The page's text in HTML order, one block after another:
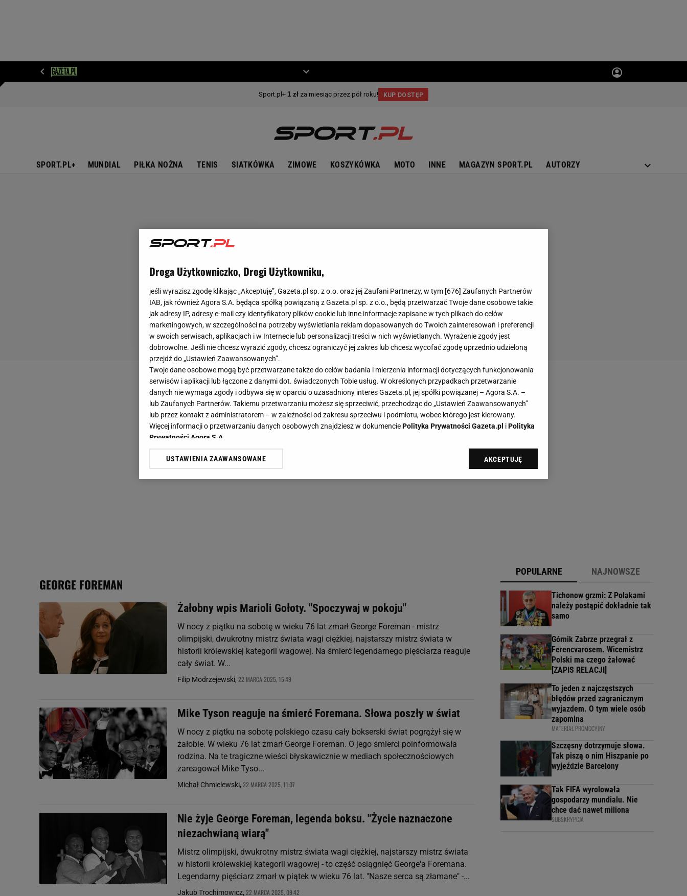
SPORT.PL+ MUNDIAL PIŁKA NOŻNA TENIS SIATKÓWKA ZIMOWE KOSZYKÓWKA MOTO INNE MAGAZYN SPORT.PL AUTORZY
GEORGE FOREMAN
Żałobny wpis Marioli Gołoty. "Spoczywaj w pokoju"
W nocy z piątku na sobotę w wieku 76 lat zmarł George Foreman - mistrz
olimpijski, dwukrotny mistrz świata wagi ciężkiej, najstarszy mistrz świata w
historii królewskiej kategorii wagowej. Na śmierć legendarnego pięściarza reaguje
cały świat. W...
Filip Modrzejewski, 22 MARCA 2025, 15:49
Mike Tyson reaguje na śmierć Foremana. Słowa poszły w świat
W nocy z piątku na sobotę polskiego czasu cały bokserski świat pogrążył się w
żałobie. W wieku 76 lat zmarł George Foreman. O jego śmierci poinformowała
rodzina. Na te tragiczne wieści błyskawicznie w mediach społecznościowych
zareagował Mike Tyso...
Michał Chmielewski, 22 MARCA 2025, 11:07
Nie żyje George Foreman, legenda boksu. "Życie naznaczone
niezachwianą wiarą"
Mistrz olimpijski, dwukrotny mistrz świata wagi ciężkiej, najstarszy mistrz świata
w historii królewskiej kategorii wagowej - to część osiągnięć George'a Foremana.
Legendarny pięściarz zmarł w piątek w wieku 76 lat. "Nasze serca są złamane" -...
Jakub Trochimowicz, 22 MARCA 2025, 09:42
POPULARNE NAJNOWSZE
Tichonow grzmi: Z Polakami
należy postąpić dokładnie tak
samo
Górnik Zabrze przegrał z
Ferencvarosem. Wicemistrz
Polski ma czego żałować
[ZAPIS RELACJI]
To jeden z najczęstszych
błędów przed zagranicznym
wyjazdem. O tym wiele osób
zapomina
MATERIAŁ PROMOCYJNY
Szczęsny dotrzymuje słowa.
Tak piszą o nim Hiszpanie po
wyjeździe Barcelony
Tak FIFA wyrolowała
gospodarzy mundialu. Nie
chce dać nawet miliona
SUBSKRYPCJA
Droga Użytkowniczko, Drogi Użytkowniku,
jeśli wyrazisz zgodę klikając „Akceptuję”, Gazeta.pl sp. z o.o. oraz jej Zaufani Partnerzy, w tym [676] Zaufanych Partnerów
IAB, jak również Agora S.A. będąca spółką powiązaną z Gazeta.pl sp. z o.o., będą przetwarzać Twoje dane osobowe takie
jak adresy IP, adresy e-mail czy identyfikatory plików cookie lub inne informacje zapisane w tych plikach do celów
marketingowych, w szczególności na potrzeby wyświetlania reklam dopasowanych do Twoich zainteresowań i preferencji
w swoich serwisach, aplikacjach i w Internecie lub personalizacji treści w nich wyświetlanych. Wyrażenie zgody jest
dobrowolne. Jeśli nie chcesz wyrazić zgody, chcesz ograniczyć jej zakres lub chcesz wycofać zgodę uprzednio udzieloną
przejdź do „Ustawień Zaawansowanych”.
Twoje dane osobowe mogą być przetwarzane także do celów badania i mierzenia informacji dotyczących funkcjonowania
serwisów i aplikacji lub łączone z danymi dot. świadczonych Tobie usług. W określonych przypadkach przetwarzanie
danych nie wymaga zgody i odbywa się w oparciu o uzasadniony interes Gazeta.pl, jej spółki powiązanej – Agora S.A. –
lub Zaufanych Partnerów. Takiemu przetwarzaniu możesz się sprzeciwić, przechodząc do „Ustawień Zaawansowanych”
lub przez kontakt z administratorem – w zależności od zakresu sprzeciwu i podmiotu, wobec którego jest kierowany.
Więcej informacji o przetwarzaniu danych osobowych znajdziesz w dokumenciePolityka Prywatności Gazeta.pl iPolityka
Prywatności Agora S.A.
Klikając „Akceptuję” wyrażasz też zgodę na zainstalowanie i przechowywanie plików cookie Gazeta.pl sp. z o.o., jej
Zaufanych Partnerów i Agora S.A. na Twoim urządzeniu końcowym. Możesz w każdej chwili zmienić swoje preferencje
USTAWIENIA ZAAWANSOWANE AKCEPTUJĘ